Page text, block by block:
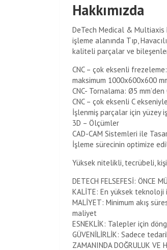
Hakkımızda
DeTech Medical & Multiaxis
işleme alanında Tıp,
kaliteli parçalar ve bileşenler
CNC – çok eksenli
maksimum 1000x600x600
CNC- Tornalama: Ø5
CNC – çok eksenli C
İşlenmiş parçalar için yüzey
3D – Ölçümler
CAD-CAM Sistemleri ile
İşleme sürecinin optimize
Yüksek nitelikli, tecrübeli,
DETECH FELSEFESİ: ÖNCE
KALİTE: En yüksek
MALİYET: Minimum akış
maliyet
ESNEKLİK: Talepler için
GÜVENİLİRLİK: Sadece
ZAMANINDA DOĞRULUK